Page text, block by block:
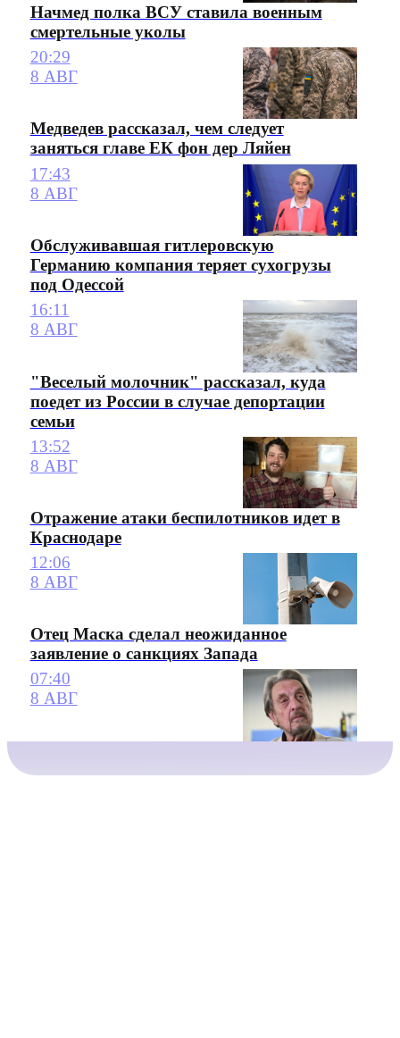
Начмед полка ВСУ ставила военным
смертельные уколы
20:29
8 АВГ
Медведев рассказал, чем следует
заняться главе ЕК фон дер Ляйен
17:43
8 АВГ
Обслуживавшая гитлеровскую
Германию компания теряет сухогрузы
под Одессой
16:11
8 АВГ
"Веселый молочник" рассказал, куда
поедет из России в случае депортации
семьи
13:52
8 АВГ
Отражение атаки беспилотников идет в
Краснодаре
12:06
8 АВГ
Отец Маска сделал неожиданное
заявление о санкциях Запада
07:40
8 АВГ